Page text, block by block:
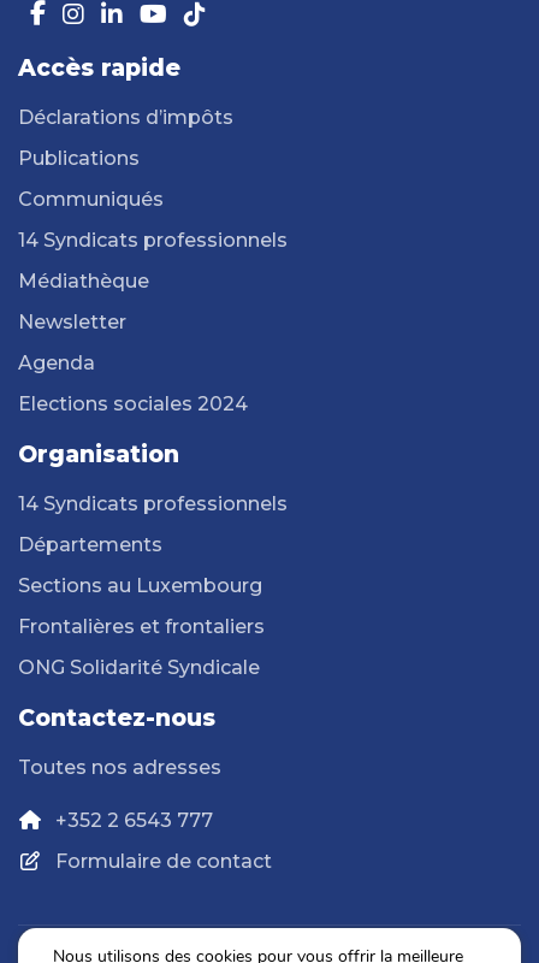
Accès rapide
Déclarations d’impôts
Publications
Communiqués
14 Syndicats professionnels
Médiathèque
Newsletter
Agenda
Elections sociales 2024
Organisation
14 Syndicats professionnels
Départements
Sections au Luxembourg
Frontalières et frontaliers
ONG Solidarité Syndicale
Contactez-nous
Toutes nos adresses
+352 2 6543 777
Formulaire de contact
Nous utilisons des cookies pour vous offrir la meilleure